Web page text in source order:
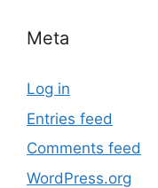
Meta
Log in
Entries feed
Comments feed
WordPress.org